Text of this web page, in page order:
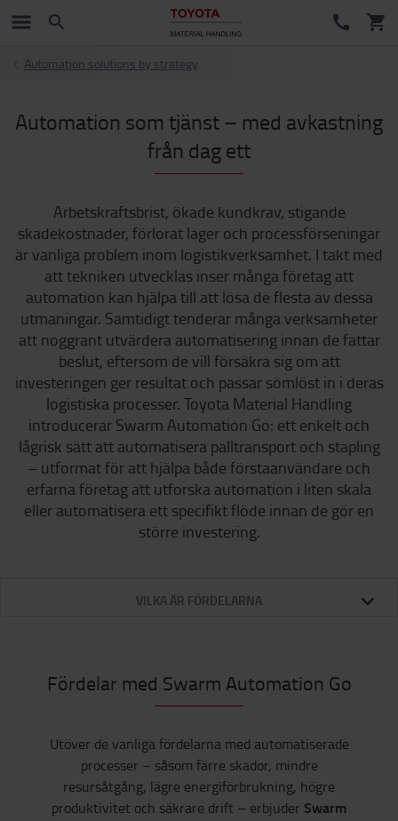
Automation solutions by strategy
Automation som tjänst – med avkastning
från dag ett
Arbetskraftsbrist, ökade kundkrav, stigande
skadekostnader, förlorat lager och processförseningar
är vanliga problem inom logistikverksamhet. I takt med
att tekniken utvecklas inser många företag att
automation kan hjälpa till att lösa de flesta av dessa
utmaningar. Samtidigt tenderar många verksamheter
att noggrant utvärdera automatisering innan de fattar
beslut, eftersom de vill försäkra sig om att
investeringen ger resultat och passar sömlöst in i deras
logistiska processer. Toyota Material Handling
introducerar Swarm Automation Go: ett enkelt och
lågrisk sätt att automatisera palltransport och stapling
– utformat för att hjälpa både förstaanvändare och
erfarna företag att utforska automation i liten skala
eller automatisera ett specifikt flöde innan de gör en
större investering.
VILKA ÄR FÖRDELARNA
Fördelar med Swarm Automation Go
Utöver de vanliga fördelarna med automatiserade
processer – såsom färre skador, mindre
resursåtgång, lägre energiförbrukning, högre
produktivitet och säkrare drift – erbjuder Swarm